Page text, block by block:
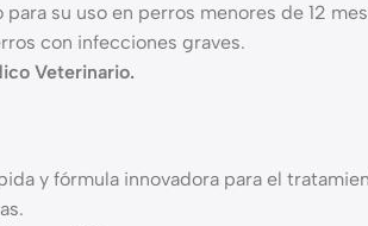
su uso en perros menores de 12
con infecciones graves.
Veterinario.
y fórmula innovadora para el